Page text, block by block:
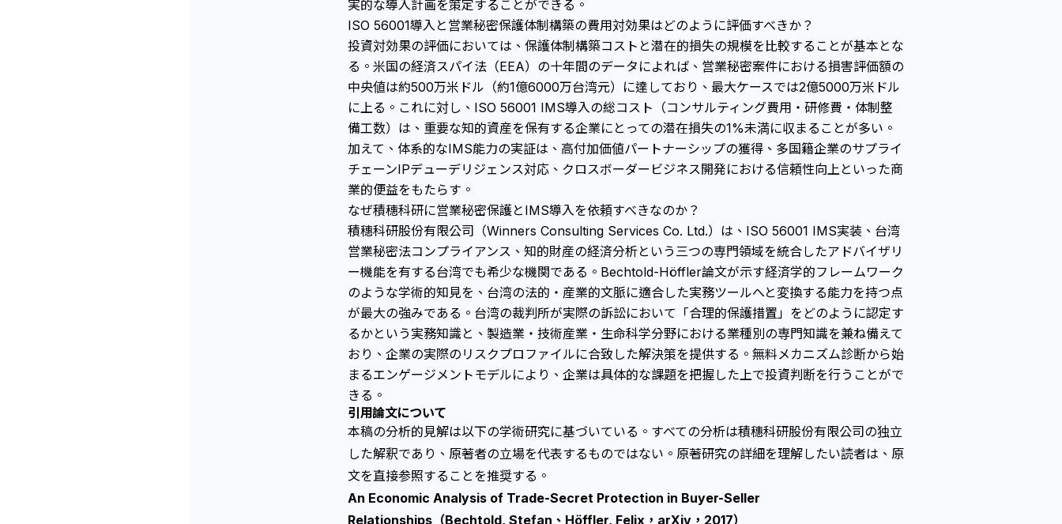
実的な導入計画を策定することができる。
ISO 56001導入と営業秘密保護体制構築の費用対効果はどのように評価すべきか？
投資対効果の評価においては、保護体制構築コストと潜在的損失の規模を比較することが基本とな
る。米国の経済スパイ法（EEA）の十年間のデータによれば、営業秘密案件における損害評価額の
中央値は約500万米ドル（約1億6000万台湾元）に達しており、最大ケースでは2億5000万米ドル
に上る。これに対し、ISO 56001 IMS導入の総コスト（コンサルティング費用・研修費・体制整
備工数）は、重要な知的資産を保有する企業にとっての潜在損失の1%未満に収まることが多い。
加えて、体系的なIMS能力の実証は、高付加価値パートナーシップの獲得、多国籍企業のサプライ
チェーンIPデューデリジェンス対応、クロスボーダービジネス開発における信頼性向上といった商
業的便益をもたらす。
なぜ積穗科研に営業秘密保護とIMS導入を依頼すべきなのか？
積穗科研股份有限公司（Winners Consulting Services Co. Ltd.）は、ISO 56001 IMS実装、台湾
営業秘密法コンプライアンス、知的財産の経済分析という三つの専門領域を統合したアドバイザリ
ー機能を有する台湾でも希少な機関である。Bechtold-Höffler論文が示す経済学的フレームワーク
のような学術的知見を、台湾の法的・産業的文脈に適合した実務ツールへと変換する能力を持つ点
が最大の強みである。台湾の裁判所が実際の訴訟において「合理的保護措置」をどのように認定す
るかという実務知識と、製造業・技術産業・生命科学分野における業種別の専門知識を兼ね備えて
おり、企業の実際のリスクプロファイルに合致した解決策を提供する。無料メカニズム診断から始
まるエンゲージメントモデルにより、企業は具体的な課題を把握した上で投資判断を行うことがで
きる。
引用論文について
本稿の分析的見解は以下の学術研究に基づいている。すべての分析は積穗科研股份有限公司の独立
した解釈であり、原著者の立場を代表するものではない。原著研究の詳細を理解したい読者は、原
文を直接参照することを推奨する。
An Economic Analysis of Trade-Secret Protection in Buyer-Seller
Relationships（Bechtold, Stefan、Höffler, Felix，arXiv，2017）